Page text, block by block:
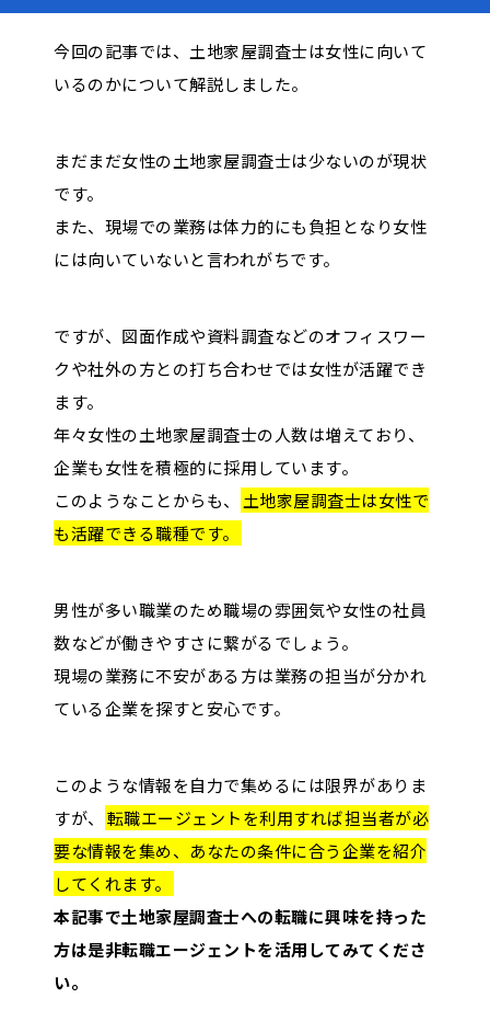
今回の記事では、土地家屋調査士は女性に向いて
いるのかについて解説しました。
まだまだ女性の土地家屋調査士は少ないのが現状
です。
また、現場での業務は体力的にも負担となり女性
には向いていないと言われがちです。
ですが、図面作成や資料調査などのオフィスワー
クや社外の方との打ち合わせでは女性が活躍でき
ます。
年々女性の土地家屋調査士の人数は増えており、
企業も女性を積極的に採用しています。
このようなことからも、
土地家屋調査士は女性で
も活躍できる職種です。
男性が多い職業のため職場の雰囲気や女性の社員
数などが働きやすさに繋がるでしょう。
現場の業務に不安がある方は業務の担当が分かれ
ている企業を探すと安心です。
このような情報を自力で集めるには限界がありま
すが、
転職エージェントを利用すれば担当者が必
要な情報を集め、あなたの条件に合う企業を紹介
してくれます。
本記事で土地家屋調査士への転職に興味を持った
方は是非転職エージェントを活用してみてくださ
い。